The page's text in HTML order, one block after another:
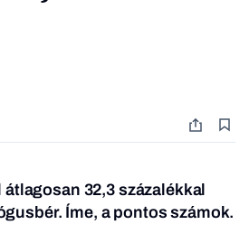
32,3 százalékkal
Íme, a pontos számok.